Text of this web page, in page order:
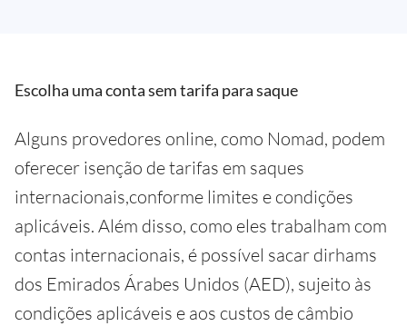
Escolha uma conta sem tarifa para saque
Alguns provedores online, como Nomad, podem
oferecer isenção de tarifas em saques
internacionais,conforme limites e condições
aplicáveis. Além disso, como eles trabalham com
contas internacionais, é possível sacar dirhams
dos Emirados Árabes Unidos (AED), sujeito às
condições aplicáveis e aos custos de câmbio